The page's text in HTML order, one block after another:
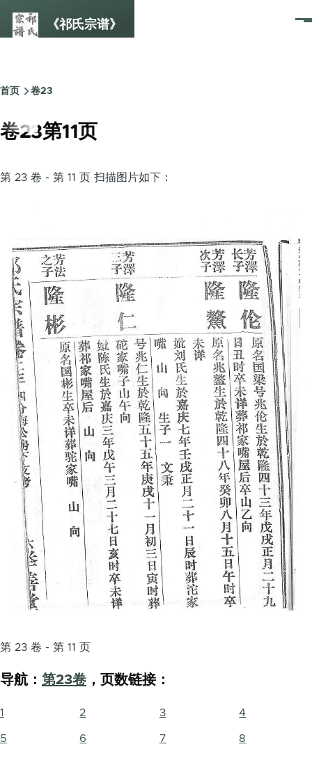
《祁氏宗谱》
菜
面
包
屑
首页 卷23
卷23第11页
第 23 卷 - 第 11 页 扫描图片如下：
第 23 卷 - 第 11 页
导航： 第23卷 ，页数链接：
1 2 3 4
5 6 7 8